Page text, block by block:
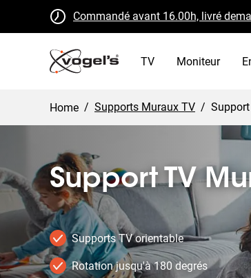
Commandé avant 16.00h, livré
Retours gratuits sous 30 jours
Certifié B CorpTV Moniteur
Home / Supports Muraux TV /
Support TV
Supports TV orientable
Rotation jusqu'à 180 degrés